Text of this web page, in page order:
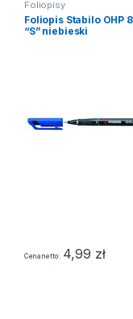
Foliopisy
Foliopis Stabilo OHP
“S” niebieski
Cena netto 4,99 zł